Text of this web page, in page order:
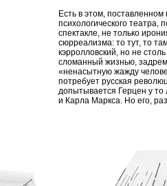
Есть в этом,
психологического театра,
спектакле, не только
сюрреализма: то тут, то
кэрролловский, но не
сломанный жизнью,
«ненасытную жажду
потребует русская
допытывается Герцен у то
и Карла Маркса. Но его,